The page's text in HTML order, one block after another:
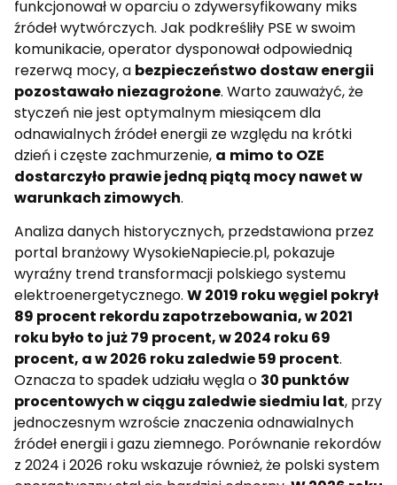
funkcjonował w oparciu o zdywersyfikowany miks
źródeł wytwórczych. Jak podkreśliły PSE w swoim
komunikacie, operator dysponował odpowiednią
rezerwą mocy, a bezpieczeństwo dostaw energii
pozostawało niezagrożone. Warto zauważyć, że
styczeń nie jest optymalnym miesiącem dla
odnawialnych źródeł energii ze względu na krótki
dzień i częste zachmurzenie, a mimo to OZE
dostarczyło prawie jedną piątą mocy nawet w
warunkach zimowych.
Analiza danych historycznych, przedstawiona przez
portal branżowy WysokieNapiecie.pl, pokazuje
wyraźny trend transformacji polskiego systemu
elektroenergetycznego. W 2019 roku węgiel pokrył
89 procent rekordu zapotrzebowania, w 2021
roku było to już 79 procent, w 2024 roku 69
procent, a w 2026 roku zaledwie 59 procent.
Oznacza to spadek udziału węgla o 30 punktów
procentowych w ciągu zaledwie siedmiu lat, przy
jednoczesnym wzroście znaczenia odnawialnych
źródeł energii i gazu ziemnego. Porównanie rekordów
z 2024 i 2026 roku wskazuje również, że polski system